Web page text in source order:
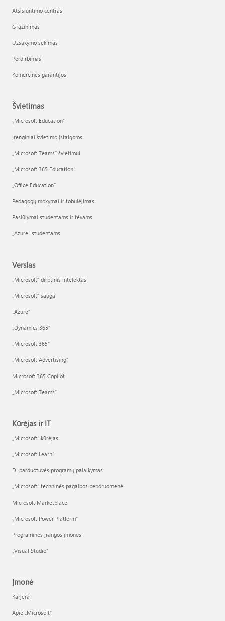
Atsisiuntimo centras
Grąžinimas
Užsakymo sekimas
Perdirbimas
Komercinės garantijos
Švietimas
„Microsoft Education“
Įrenginiai švietimo įstaigoms
„Microsoft Teams“ švietimui
„Microsoft 365 Education“
„Office Education“
Pedagogų mokymai ir tobulėjimas
Pasiūlymai studentams ir tėvams
„Azure“ studentams
Verslas
„Microsoft“ dirbtinis intelektas
„Microsoft“ sauga
„Azure”
„Dynamics 365“
„Microsoft 365“
„Microsoft Advertising“
Microsoft 365 Copilot
„Microsoft Teams“
Kūrėjas ir IT
„Microsoft“ kūrėjas
„Microsoft Learn“
DI parduotuvės programų palaikymas
„Microsoft“ techninės pagalbos bendruomenė
Microsoft Marketplace
„Microsoft Power Platform“
Programinės įrangos įmonės
„Visual Studio“
Įmonė
Karjera
Apie „Microsoft“